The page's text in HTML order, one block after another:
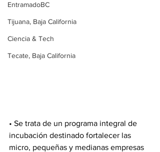
EntramadoBC
Tijuana, Baja California
Ciencia & Tech
Tecate, Baja California
• Se trata de un programa integral de
incubación destinado fortalecer las
micro, pequeñas y medianas empresas